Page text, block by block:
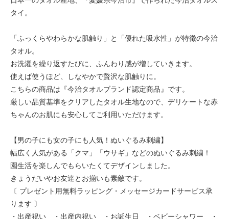
タイ。
「ふっくらやわらかな肌触り」と「優れた吸水性」が特徴の今治
タオル。
お洗濯を繰り返すたびに、ふんわり感が増していきます。
使えば使うほど、しなやかで贅沢な肌触りに。
こちらの商品は『今治タオルブランド認定商品』です。
厳しい品質基準をクリアしたタオル生地なので、デリケートな赤
ちゃんのお肌にも安心してご利用いただけます。
【男の子にも女の子にも人気！ぬいぐるみ刺繍】
幅広く人気がある「クマ」「ウサギ」などのぬいぐるみ刺繍！
園生活を楽しんでもらいたくてデザインしました。
きょうだいやお友達とお揃いも素敵です。
〔 プレゼント用無料ラッピング・メッセージカードサービス承
ります 〕
・出産祝い ・出産内祝い ・お誕生日 ・ベビーシャワー ・